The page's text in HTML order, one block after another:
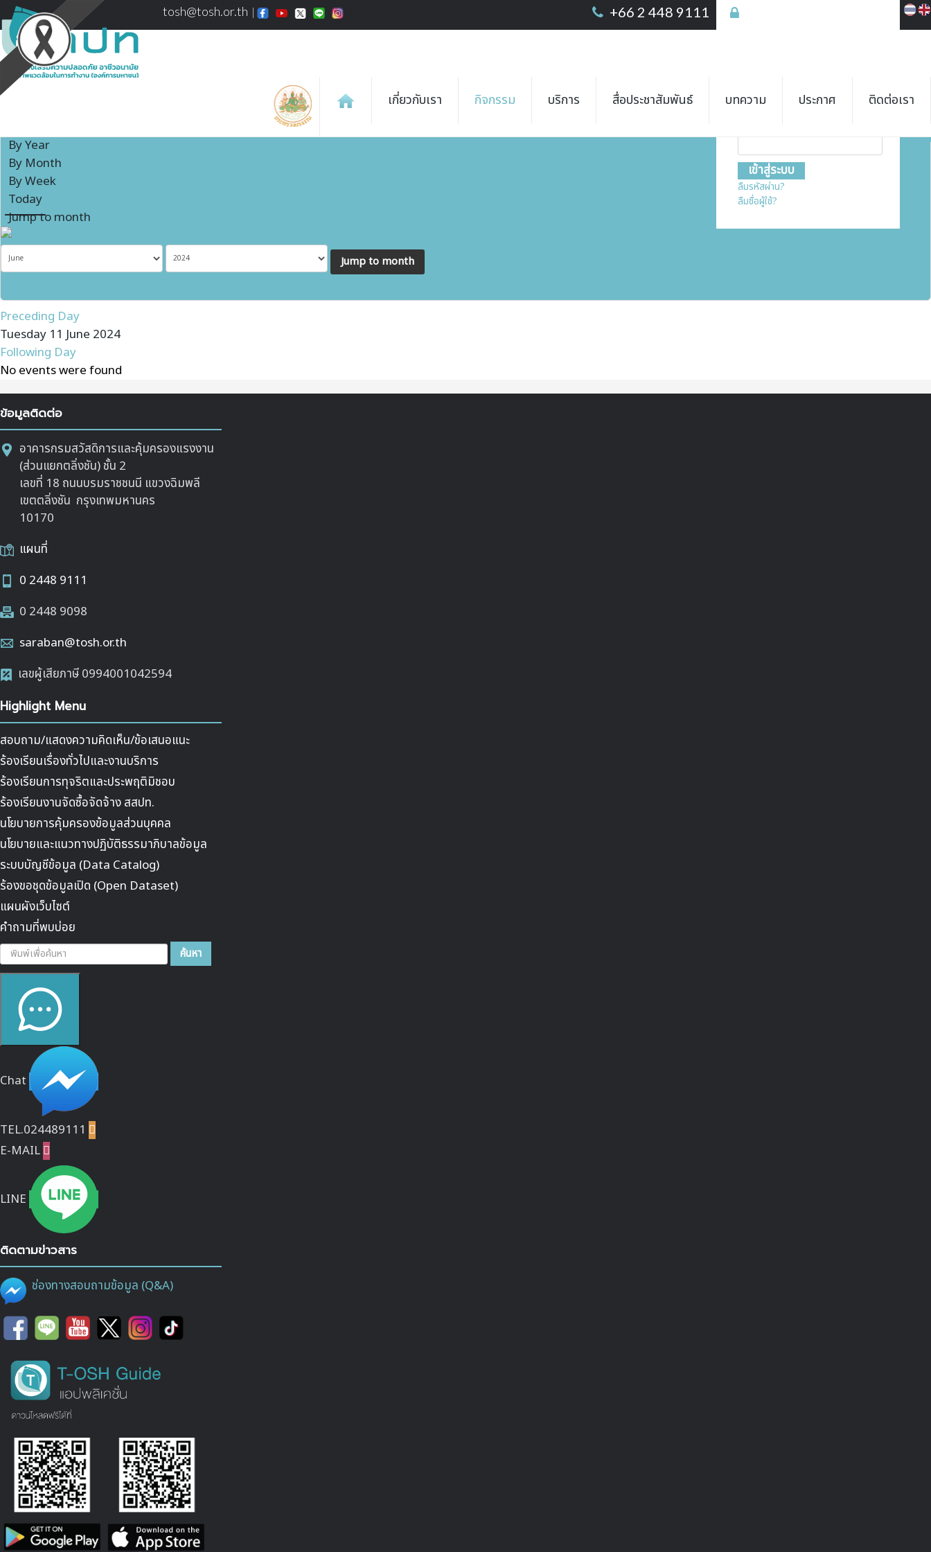
tosh@tosh.or.th +66 2 448 9111 เข้าสู่ระบบ
ลืมรหัสผ่าน?
ลืมชื่อผู้ใช้?
เกี่ยวกับเรา กิจกรรม บริการ สื่อประชาสัมพันธ์ บทความ ประกาศ ติดต่อเรา
Events Calendar
By Year
By Month
By Week
Today
Jump to month
Jump to month
Preceding Day
Tuesday 11 June 2024
Following Day
No events were found
ข้อมูลติดต่อ
อาคารกรมสวัสดิการและคุ้มครองแรงงาน
(ส่วนแยกตลิ่งชัน) ชั้น 2
เลขที่ 18 ถนนบรมราชชนนี แขวงฉิมพลี
เขตตลิ่งชัน กรุงเทพมหานคร
10170
แผนที่
0 2448 9111
0 2448 9098
saraban@tosh.or.th
เลขผู้เสียภาษี 0994001042594
Highlight Menu
สอบถาม/แสดงความคิดเห็น/ข้อเสนอแนะ
ร้องเรียนเรื่องทั่วไปและงานบริการ
ร้องเรียนการทุจริตและประพฤติมิชอบ
ร้องเรียนงานจัดซื้อจัดจ้าง สสปท.
นโยบายการคุ้มครองข้อมูลส่วนบุคคล
นโยบายและแนวทางปฏิบัติธรรมาภิบาลข้อมูล
ระบบบัญชีข้อมูล (Data Catalog)
ร้องขอชุดข้อมูลเปิด (Open Dataset)
แผนผังเว็บไซต์
คำถามที่พบบ่อย
ค้นหา... ค้นหา
Chat
TEL.024489111 
E-MAIL
LINE
ติดตามข่าวสาร
ช่องทางสอบถามข้อมูล (Q&A)